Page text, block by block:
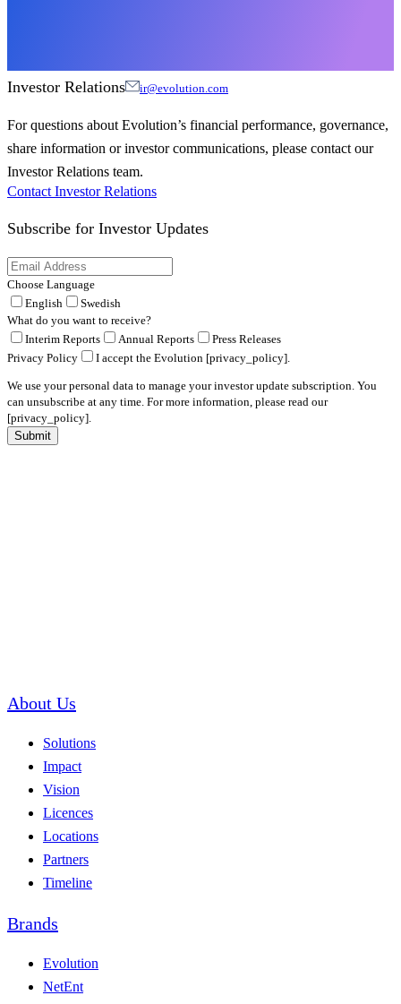
Investor Relations ir@evolution.com
For questions about Evolution’s financial performance, governance,
share information or investor communications, please contact our
Investor Relations team.
Contact Investor Relations
Subscribe for Investor Updates
Choose Language
English
Swedish
What do you want to receive?
Interim Reports
Annual Reports
Press Releases
Privacy Policy
I accept the Evolution [privacy_policy].
We use your personal data to manage your investor update subscription. You
can unsubscribe at any time. For more information, please read our
[privacy_policy].
Submit
About Us
Solutions
Impact
Vision
Licences
Locations
Partners
Timeline
Brands
Evolution
NetEnt